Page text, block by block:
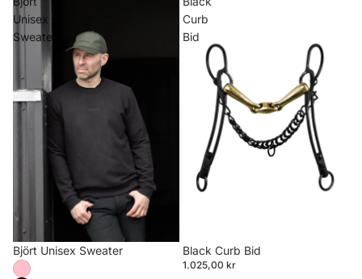
Unisex
Sweater
Björt Unisex Sweater
Curb
Bid
Black Curb Bid
1.025,00 kr